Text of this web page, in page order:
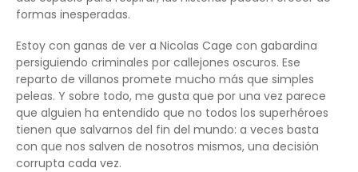
formas inesperadas.
Estoy con ganas de ver a Nicolas Cage con gabardina
persiguiendo criminales por callejones oscuros. Ese
reparto de villanos promete mucho más que simples
peleas. Y sobre todo, me gusta que por una vez parece
que alguien ha entendido que no todos los superhéroes
tienen que salvarnos del fin del mundo: a veces basta
con que nos salven de nosotros mismos, una decisión
corrupta cada vez.